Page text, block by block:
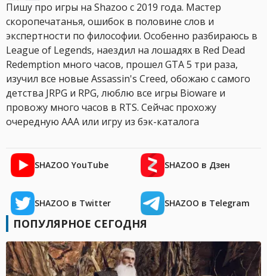
Пишу про игры на Shazoo с 2019 года. Мастер
скоропечатанья, ошибок в половине слов и
экспертности по философии. Особенно разбираюсь в
League of Legends, наездил на лошадях в Red Dead
Redemption много часов, прошел GTA 5 три раза,
изучил все новые Assassin's Creed, обожаю с самого
детства JRPG и RPG, люблю все игры Bioware и
провожу много часов в RTS. Сейчас прохожу
очередную AAA или игру из бэк-каталога
SHAZOO YouTube SHAZOO в Дзен
SHAZOO в Twitter SHAZOO в Telegram
ПОПУЛЯРНОЕ СЕГОДНЯ